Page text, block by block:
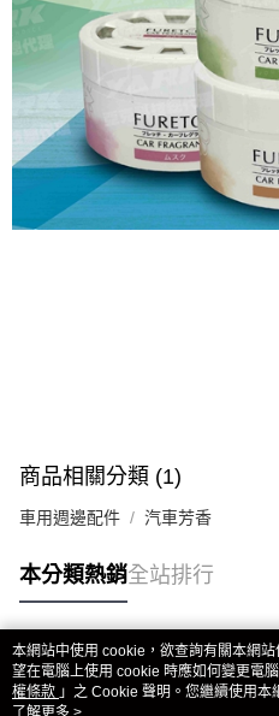
商品相關分類 (1)
車用週邊配件 汽車芳香
本分類熱銷全站排行
熱門標籤
本網站中使用 cookie，欲查詢有關本網
望在電腦上使用 cookie 時應如何變更電
權條款 」之 Cookie 聲明。您繼續使用
用條款之 Cookie 聲明使用 cookie。
了解更多 >